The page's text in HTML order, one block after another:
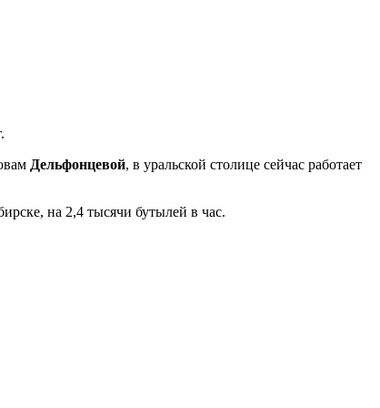
Дельфонцевой, в уральской столице сейчас работает
на 2,4 тысячи бутылей в час.